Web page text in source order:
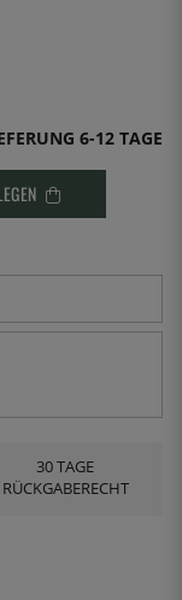
6-12 TAGE
30 TAGE
RÜCKGABERECHT